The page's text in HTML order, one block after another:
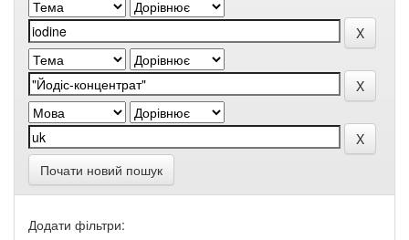
Почати новий пошук
Додати фільтри: